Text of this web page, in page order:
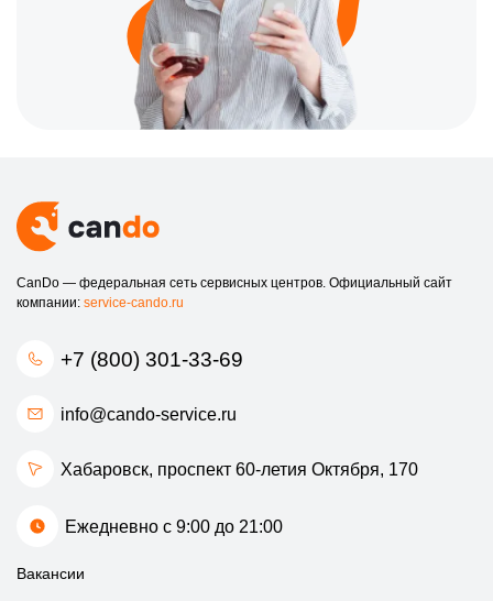
CanDo — федеральная сеть сервисных центров. Официальный сайт
компании: service-cando.ru
+7 (800) 301-33-69
info@cando-service.ru
Хабаровск, проспект 60-летия Октября, 170
Ежедневно с 9:00 до 21:00
Вакансии